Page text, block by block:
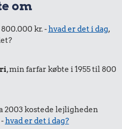
kr.
g smør
om
kr. -hvad er det i dag,
, min farfar købte i 1955 til 800
2003 kostede lejligheden
hvad er det i dag?